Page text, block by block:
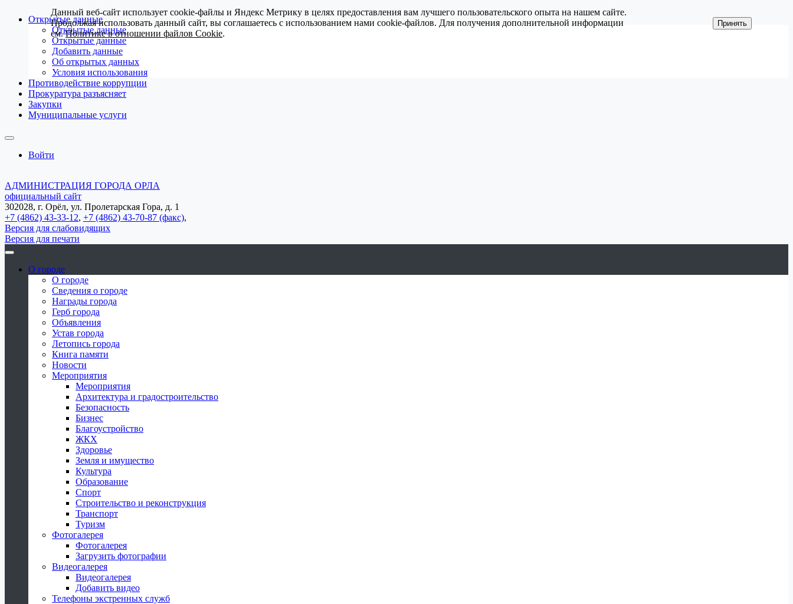
Открытые данные
Открытые данные
Открытые данные
Добавить данные
Об открытых данных
Условия использования
Противодействие коррупции
Прокуратура разъясняет
Закупки
Муниципальные услуги
Войти
АДМИНИСТРАЦИЯ ГОРОДА ОРЛА
официальный сайт
302028, г. Орёл, ул. Пролетарская Гора, д. 1
+7 (4862) 43-33-12, +7 (4862) 43-70-87 (факс),
Версия для слабовидящих
Версия для печати
О городе
О городе
Сведения о городе
Награды города
Герб города
Объявления
Устав города
Летопись города
Книга памяти
Новости
Мероприятия
Мероприятия
Архитектура и градостроительство
Безопасность
Бизнес
Благоустройство
ЖКХ
Здоровье
Земля и имущество
Культура
Образование
Спорт
Строительство и реконструкция
Транспорт
Туризм
Фотогалерея
Фотогалерея
Загрузить фотографии
Видеогалерея
Видеогалерея
Добавить видео
Телефоны экстренных служб
Данный веб-сайт использует cookie-файлы и Яндекс Метрику в целях предоставления вам лучшего пользовательского опыта на нашем сайте.
Продолжая использовать данный сайт, вы соглашаетесь с использованием нами cookie-файлов. Для получения дополнительной информации
см.Политике в отношении файлов Cookie.
Принять